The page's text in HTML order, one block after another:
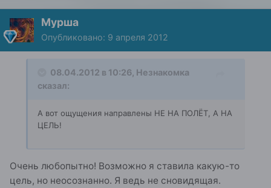
Мурша
Опубликовано: 9 апреля 2012
08.04.2012 в 10:26, Незнакомка
сказал:
А вот ощущения направлены НЕ НА ПОЛЁТ, А НА
ЦЕЛЬ!
Очень любопытно! Возможно я ставила какую-то
цель, но неосознанно. Я ведь не сновидящая.